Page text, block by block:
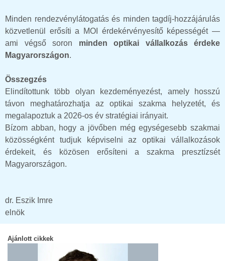
Minden rendezvénylátogatás és minden tagdíj-hozzájárulás
közvetlenül erősíti a MOI érdekérvényesítő képességét —
ami végső soron minden optikai vállalkozás érdeke
Magyarországon.
Összegzés
Elindítottunk több olyan kezdeményezést, amely hosszú
távon meghatározhatja az optikai szakma helyzetét, és
megalapoztuk a 2026-os év stratégiai irányait.
Bízom abban, hogy a jövőben még egységesebb szakmai
közösségként tudjuk képviselni az optikai vállalkozások
érdekeit, és közösen erősíteni a szakma presztízsét
Magyarországon.
dr. Eszik Imre
elnök
Ajánlott cikkek